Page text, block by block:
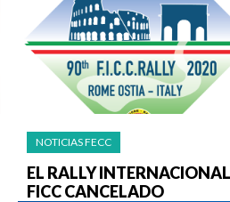
NOTICIAS FECC
EL RALLY INTERNACIONAL
FICC CANCELADO